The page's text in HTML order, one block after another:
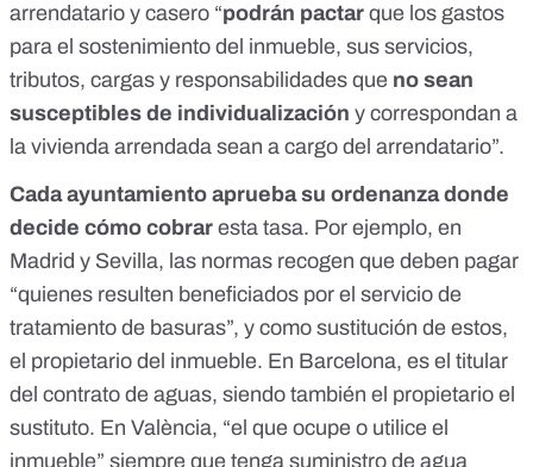
arrendatario y casero “podrán pactar que los gastos
para el sostenimiento del inmueble, sus servicios,
tributos, cargas y responsabilidades que no sean
susceptibles de individualización y correspondan a
la vivienda arrendada sean a cargo del arrendatario”.
Cada ayuntamiento aprueba su ordenanza donde
decide cómo cobrar esta tasa. Por ejemplo, en
Madrid y Sevilla, las normas recogen que deben pagar
“quienes resulten beneficiados por el servicio de
tratamiento de basuras”, y como sustitución de estos,
el propietario del inmueble. En Barcelona, es el titular
del contrato de aguas, siendo también el propietario el
sustituto. En València, “el que ocupe o utilice el
inmueble” siempre que tenga suministro de agua